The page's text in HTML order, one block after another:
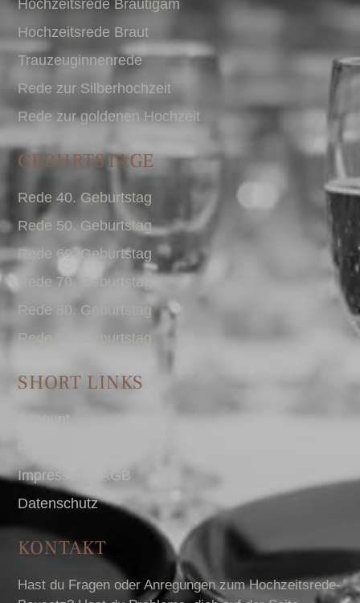
Hochzeitsrede Bräutigam
Hochzeitsrede Braut
Trauzeuginnenrede
Rede zur Silberhochzeit
Rede zur goldenen Hochzeit
GEBURTSTAGE
Rede 40. Geburtstag
Rede 50. Geburtstag
Rede 60. Geburtstag
Rede 70. Geburtstag
Rede 80. Geburtstag
Rede 90. Geburtstag
SHORT LINKS
Account
Impressum I AGB
Datenschutz
KONTAKT
Hast du Fragen oder Anregungen zum Hochzeitsrede-